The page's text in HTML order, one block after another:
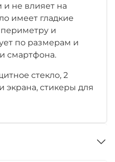
и не влияет на
имеет гладкие
и
по размерам и
смартфона.
стекло, 2
экрана, стикеры для